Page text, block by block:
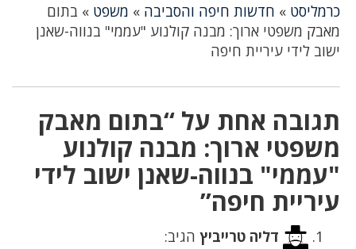
כרמליסט » חדשות חיפה והסביבה » משפט » בתום
מאבק משפטי ארוך: מבנה קולנוע "עממי" בנווה-שאנן
ישוב לידי עיריית חיפה
תגובה אחת על “בתום מאבק
משפטי ארוך: מבנה קולנוע
"עממי" בנווה-שאנן ישוב לידי
עיריית חיפה”
דליה טרייביץ הגיב: